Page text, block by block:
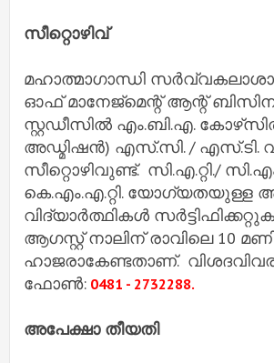
സീറ്റൊഴിവ്
മഹാത്മാഗാന്ധി
ഓഫ് മാനേജ്‌മെന്റ് ആന്റ്
സ്റ്റഡീസിൽ എം.ബി.എ.
അഡ്മിഷൻ) എസ്.സി. / എസ്.ടി.
സീറ്റൊഴിവുണ്ട്. സി.എ.റ്റി./
കെ.എം.എ.റ്റി. യോഗ്യതയുള്ള
വിദ്യാർത്ഥികൾ
ആഗസ്റ്റ് നാലിന് രാവിലെ 10
ഹാജരാകേണ്ടതാണ്.
ഫോൺ: 0481 - 2732288.
അപേക്ഷാ തീയതി